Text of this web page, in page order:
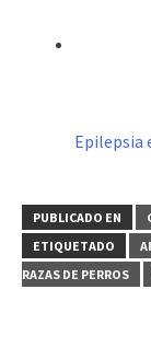
Epilepsia
PUBLICADO EN
ETIQUETADO
RAZAS DE PERROS